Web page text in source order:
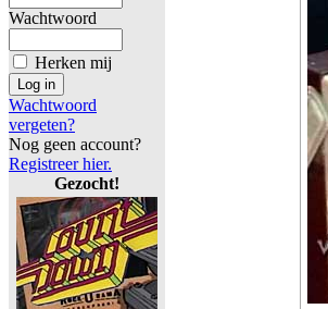
Wachtwoord
Herken mij
Wachtwoord
vergeten?
Nog geen account?
Registreer hier.
Gezocht!